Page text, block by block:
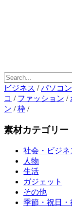
ビジネス /パソコン
コ / ファッション /
ン /枠 /
素材カテゴリー
社会・ビジネ
人物
生活
ガジェット
その他
季節・祝日・